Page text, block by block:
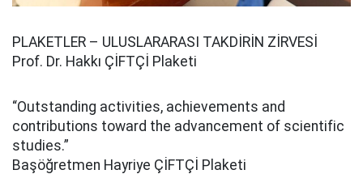
PLAKETLER – ULUSLARARASI TAKDİRİN ZİRVESİ
Prof. Dr. Hakkı ÇİFTÇİ Plaketi
“Outstanding activities, achievements and
contributions toward the advancement of scientific
studies.”
Başöğretmen Hayriye ÇİFTÇİ Plaketi